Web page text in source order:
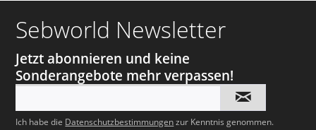
Sebworld Newsletter
Jetzt abonnieren und keine
Sonderangebote mehr verpassen!
Ich habe die Datenschutzbestimmungenzur Kenntnis genommen.